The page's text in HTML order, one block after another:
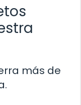
más de